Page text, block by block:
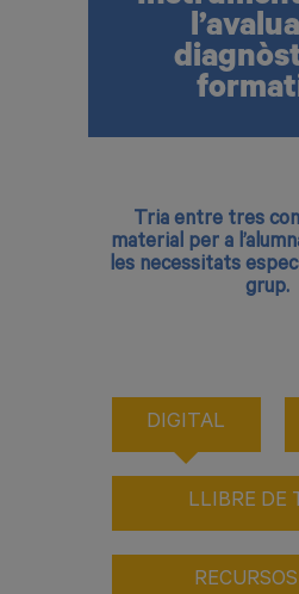
Test final de la
avaluació inicial o
Rúbriques dels
d’aprenentatge
Tria entre tres
material per a
les necessitats
grup.
DIGITAL
LLIBRE DE